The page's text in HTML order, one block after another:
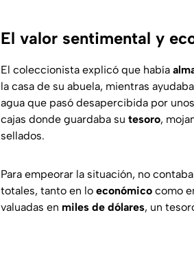
El valor sentimental y
El coleccionista explicó que había
la casa de su abuela, mientras
agua que pasó desapercibida por
cajas donde guardaba su tesoro,
sellados.
Para empeorar la situación, no
totales, tanto en lo económico como
valuadas en miles de dólares, un